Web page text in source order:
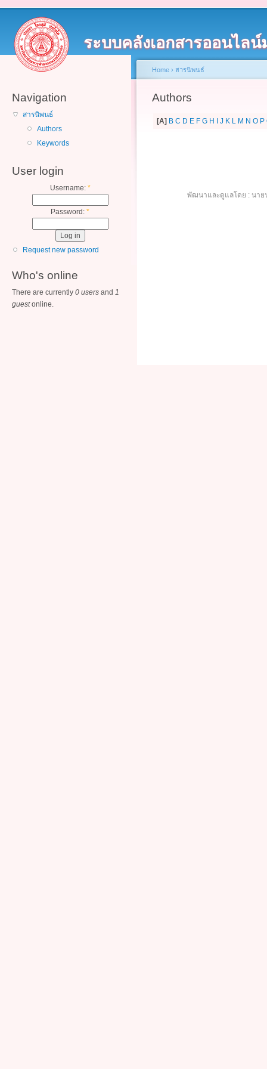
ระบบคลังเอกสารออนไล
Navigation
สารนิพนธ์
Authors
Keywords
User login
Username: *
Password: *
Request new password
Who's online
There are currently 0 users and 1
guestonline.
Home › สารนิพนธ์
Authors
[A] B C D E F G H J K L M N O P
พัฒนาและดูแลโดย : นาย